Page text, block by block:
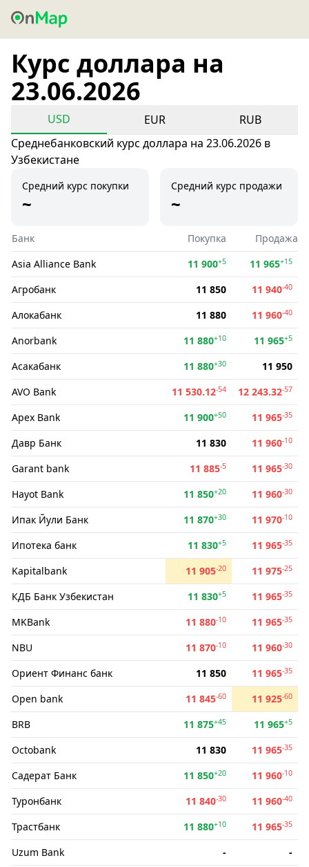
Курс доллара на
23.06.2026
USD EUR
RUB
Среднебанковский курс доллара на 23.06.2026 в
Узбекистане
Средний курс покупки
~
Средний курс продажи
~
Банк Покупка
Продажа
Asia Alliance Bank
11 900+5 11 965+15
Агробанк 11 850 11 940-40
Алокабанк 11 880 11 960-40
Anorbank 11 880+10 11 965+5
Асакабанк 11 880+30
11 950
AVO Bank
11 530.12-54 12 243.32-57
Apex Bank 11 900+50 11 965-35
Давр Банк 11 830 11 960-10
Garant bank 11 885-5 11 965-30
Hayot Bank 11 850+20 11 960-30
Ипак Йули Банк 11 870+30 11 970-10
Ипотека банк 11 830+5 11 965-35
Kapitalbank 11 905-20 11 975-25
КДБ Банк Узбекистан 11 830+5 11 965-35
MKBank 11 880-10 11 965-35
NBU 11 870-10 11 960-30
Ориент Финанс банк 11 850 11 965-35
Open bank 11 845-60 11 925-60
BRB 11 875+45 11 965+5
Octobank 11 830 11 965-35
Садерат Банк 11 850+20 11 960-10
Туронбанк 11 840-30 11 960-40
Трастбанк 11 880+10 11 965-35
Uzum Bank -
-